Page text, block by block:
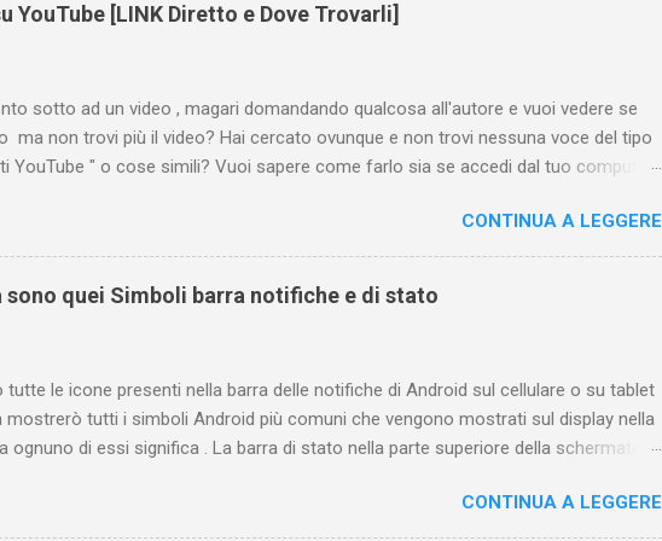
YouTube [LINK Diretto e Dove Trovarli]
sotto ad un video , magari domandando qualcosa all'autore e vuoi vedere se
ma non trovi più il video? Hai cercato ovunque e non trovi nessuna voce del tipo
YouTube " o cose simili? Vuoi sapere come farlo sia se accedi dal tuo computer
di YouTube , ossia quelli lasciati sotto un video qualche tempo fa.
é positiva ma mi ci è voluto un bel po' di tempo prima di trovare questa funzione
poco semplice capire on che modo si potesse chiamare questo "posto".
come visualizzare i vostri commenti di YouTube, lasciati sotto ai video di altri
anche che la vostra domanda ha avuto già da molto tempo una o più
CONTINUA A LEGGERE
quei Simboli barra notifiche e di stato
le icone presenti nella barra delle notifiche di Android sul cellulare o su tablet
mostrerò tutti i simboli Android più comuni che vengono mostrati sul display nella
ognuno di essi significa . La barra di stato nella parte superiore della schermata
di tutto è bene fare una distinzione tra due gruppi di icone, con posizione
pertinenza diversa. Le icone a sinistra forniscono informazioni relative alle
CONTINUA A LEGGERE